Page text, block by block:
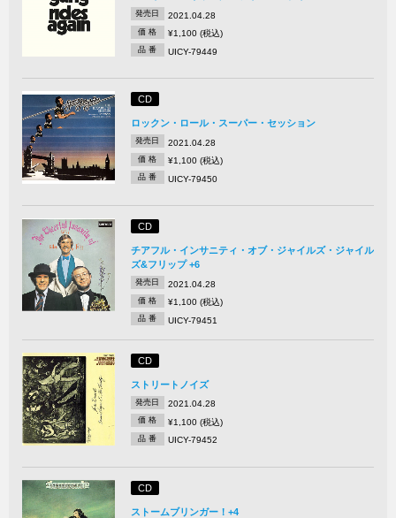
発売日 2021.04.28
価 格 ¥1,100 (税込)
品 番 UICY-79449
CD
ロックン・ロール・スーパー・セッション
発売日 2021.04.28
価 格 ¥1,100 (税込)
品 番 UICY-79450
CD
チアフル・インサニティ・オブ・ジャイルズ・ジャイル
ズ&フリップ +6
発売日 2021.04.28
価 格 ¥1,100 (税込)
品 番 UICY-79451
CD
ストリートノイズ
発売日 2021.04.28
価 格 ¥1,100 (税込)
品 番 UICY-79452
CD
ストームブリンガー！+4